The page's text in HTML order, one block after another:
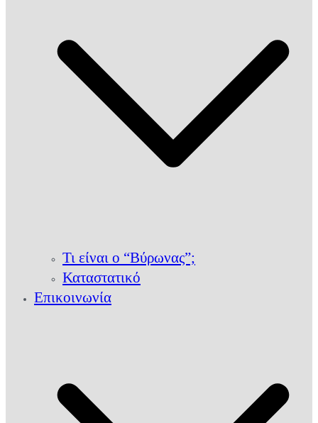
Τι είναι ο “Βύρωνας”;
Καταστατικό
Επικοινωνία